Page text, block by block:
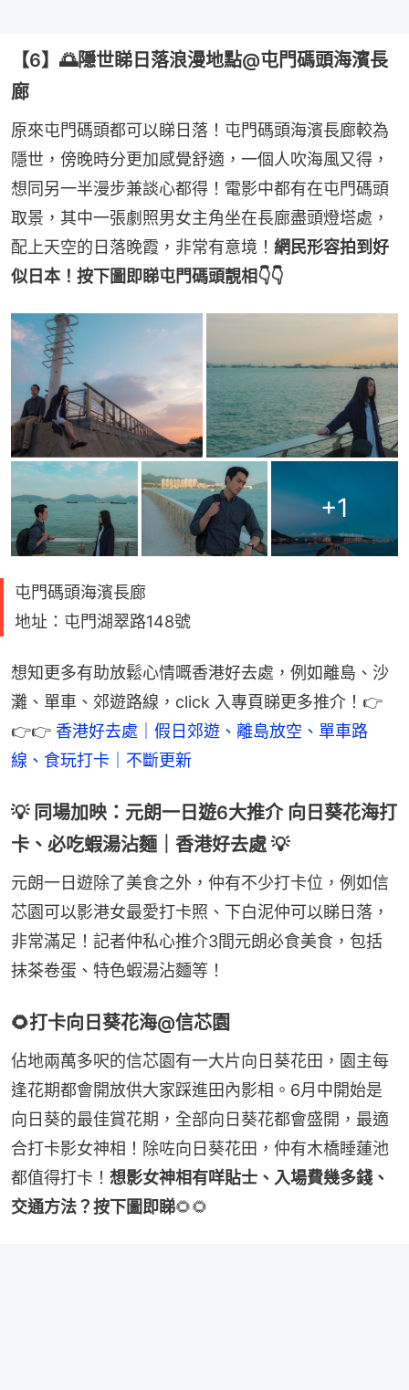
【6】🌅隱世睇日落浪漫地點@屯門碼頭海濱長
廊
原來屯門碼頭都可以睇日落！屯門碼頭海濱長廊較為
隱世，傍晚時分更加感覺舒適，一個人吹海風又得，
想同另一半漫步兼談心都得！電影中都有在屯門碼頭
取景，其中一張劇照男女主角坐在長廊盡頭燈塔處，
配上天空的日落晚霞，非常有意境！ 網民形容拍到好
似日本！按下圖即睇屯門碼頭靚相👇👇
+1
屯門碼頭海濱長廊
地址：屯門湖翠路148號
想知更多有助放鬆心情嘅香港好去處，例如離島、沙
灘、單車、郊遊路線，click 入專頁睇更多推介！👉
👉👉 香港好去處｜假日郊遊、離島放空、單車路
線、食玩打卡｜不斷更新
💡 同場加映：元朗一日遊6大推介 向日葵花海打
卡、必吃蝦湯沾麵｜香港好去處 💡
元朗一日遊除了美食之外，仲有不少打卡位，例如信
芯園可以影港女最愛打卡照、下白泥仲可以睇日落，
非常滿足！記者仲私心推介3間元朗必食美食，包括
抹茶卷蛋、特色蝦湯沾麵等！
🌻打卡向日葵花海@信芯園
佔地兩萬多呎的信芯園有一大片向日葵花田，園主每
逢花期都會開放供大家踩進田內影相。6月中開始是
向日葵的最佳賞花期，全部向日葵花都會盛開，最適
合打卡影女神相！除咗向日葵花田，仲有木橋睡蓮池
都值得打卡！ 想影女神相有咩貼士、入場費幾多錢、
交通方法？按下圖即睇🌻🌻